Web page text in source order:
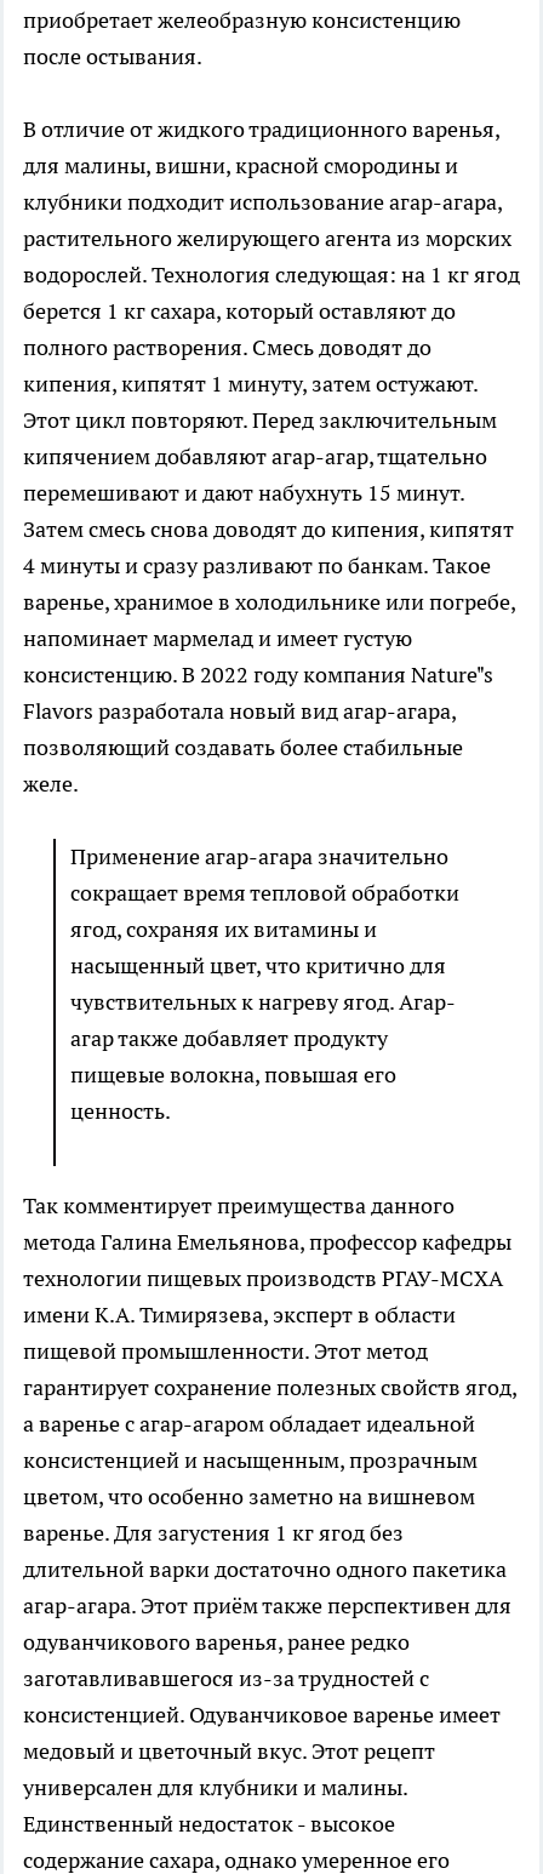
приобретает желеобразную консистенцию
после остывания.
В отличие от жидкого традиционного варенья,
для малины, вишни, красной смородины и
клубники подходит использование агар-агара,
растительного желирующего агента из морских
водорослей. Технология следующая: на 1 кг ягод
берется 1 кг сахара, который оставляют до
полного растворения. Смесь доводят до
кипения, кипятят 1 минуту, затем остужают.
Этот цикл повторяют. Перед заключительным
кипячением добавляют агар-агар, тщательно
перемешивают и дают набухнуть 15 минут.
Затем смесь снова доводят до кипения, кипятят
4 минуты и сразу разливают по банкам. Такое
варенье, хранимое в холодильнике или погребе,
напоминает мармелад и имеет густую
консистенцию. В 2022 году компания Nature"s
Flavors разработала новый вид агар-агара,
позволяющий создавать более стабильные
желе.
Применение агар-агара значительно
сокращает время тепловой обработки
ягод, сохраняя их витамины и
насыщенный цвет, что критично для
чувствительных к нагреву ягод. Агар-
агар также добавляет продукту
пищевые волокна, повышая его
ценность.
Так комментирует преимущества данного
метода Галина Емельянова, профессор кафедры
технологии пищевых производств РГАУ-МСХА
имени К.А. Тимирязева, эксперт в области
пищевой промышленности. Этот метод
гарантирует сохранение полезных свойств ягод,
а варенье с агар-агаром обладает идеальной
консистенцией и насыщенным, прозрачным
цветом, что особенно заметно на вишневом
варенье. Для загустения 1 кг ягод без
длительной варки достаточно одного пакетика
агар-агара. Этот приём также перспективен для
одуванчикового варенья, ранее редко
заготавливавшегося из-за трудностей с
консистенцией. Одуванчиковое варенье имеет
медовый и цветочный вкус. Этот рецепт
универсален для клубники и малины.
Единственный недостаток - высокое
содержание сахара, однако умеренное его